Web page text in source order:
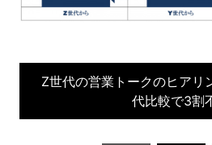
Z世代の営業トークのヒアリ
代比較で3割